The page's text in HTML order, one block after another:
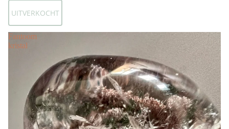
UITVERKOCHT
Fantoom
kristal